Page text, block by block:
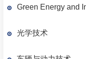
Green Energy and
光学技术